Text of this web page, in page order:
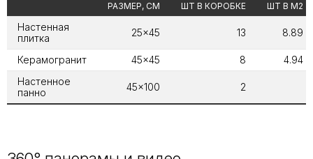
РАЗМЕР, СМ ШТ В КОРОБКЕ ШТ В М2
Настенная
плитка
25x45 13 8.89
Керамогранит 45x45 8
4.94
Настенное
панно
45x100 2